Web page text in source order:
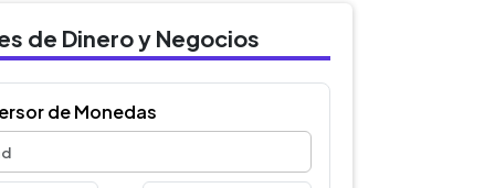
de Dinero y Negocios
de Monedas